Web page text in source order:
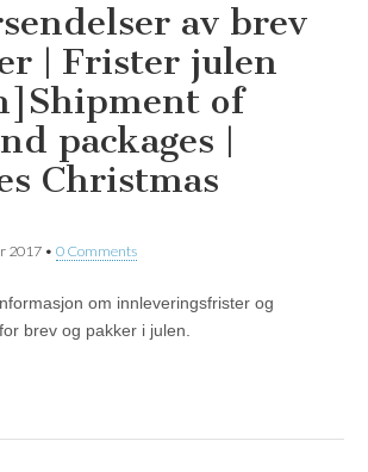
av brev
| Frister julen
of
packages |
Christmas
2017 • 0 Comments
om innleveringsfrister og
brev og pakker i julen.